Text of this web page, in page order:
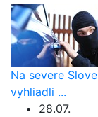
Na severe
vyhliadli ...
28.07.